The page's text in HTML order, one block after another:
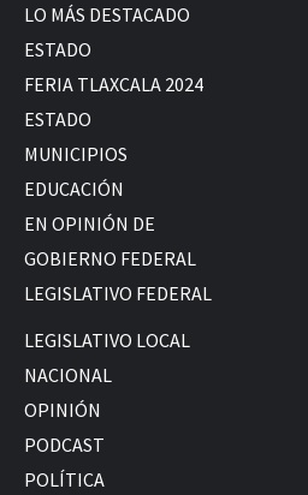
LO MÁS DESTACADO
ESTADO
FERIA TLAXCALA 2024
ESTADO
MUNICIPIOS
EDUCACIÓN
EN OPINIÓN DE
GOBIERNO FEDERAL
LEGISLATIVO FEDERAL
LEGISLATIVO LOCAL
NACIONAL
OPINIÓN
PODCAST
POLÍTICA